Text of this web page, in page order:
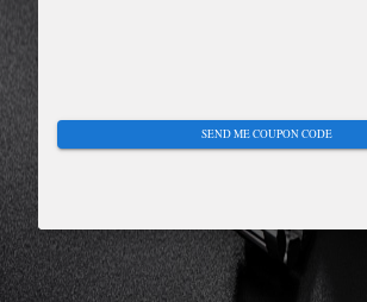
SEND ME COUPON CODE